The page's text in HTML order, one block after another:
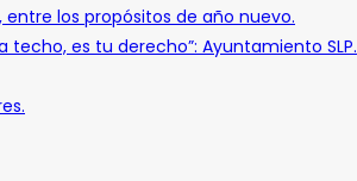
los propósitos de año nuevo.
techo, es tu derecho”: Ayuntamiento SLP.